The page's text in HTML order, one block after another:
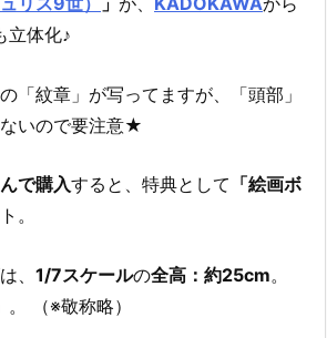
立体化♪
「紋章」が写ってますが、「頭部」
いので要注意★
で購入すると、特典として 「絵画ボ
。
、 1/7スケールの全高：約25cm。
。 （※敬称略）